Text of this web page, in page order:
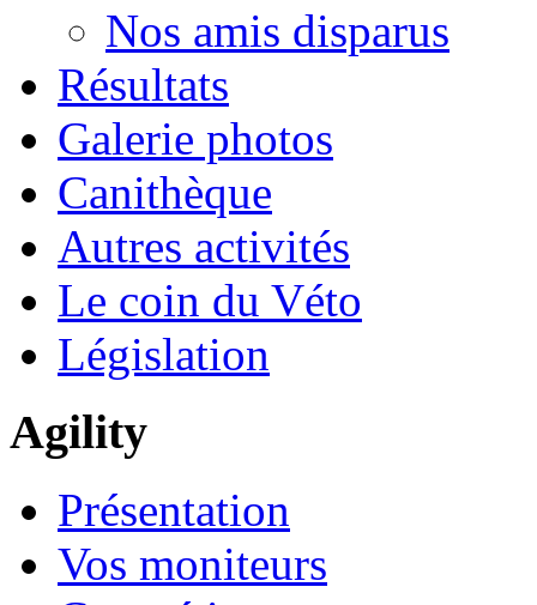
Nos amis disparus
Résultats
Galerie photos
Canithèque
Autres activités
Le coin du Véto
Législation
Agility
Présentation
Vos moniteurs